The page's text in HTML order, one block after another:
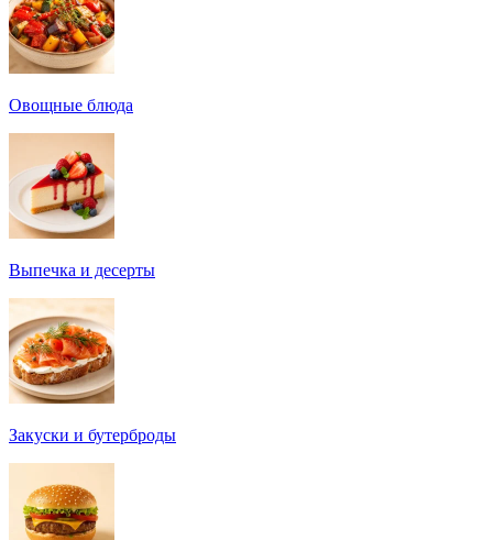
Овощные блюда
Выпечка и десерты
Закуски и бутерброды